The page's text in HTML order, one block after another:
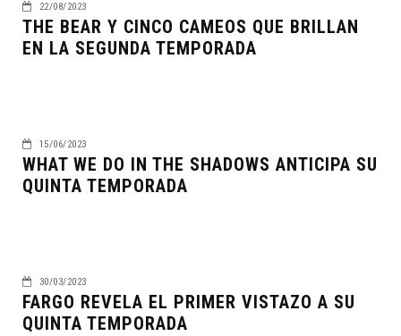
22/08/2023
THE BEAR Y CINCO CAMEOS QUE BRILLAN
EN LA SEGUNDA TEMPORADA
15/06/2023
WHAT WE DO IN THE SHADOWS ANTICIPA SU
QUINTA TEMPORADA
30/03/2023
FARGO REVELA EL PRIMER VISTAZO A SU
QUINTA TEMPORADA